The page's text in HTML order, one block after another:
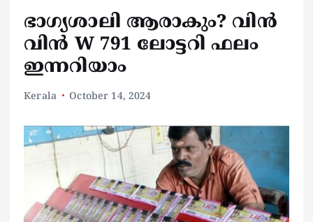
ഭാ​ഗ്യശാലി ആരാകും? വിൻ
വിൻ W 791 ലോട്ടറി ഫലം
ഇന്നറിയാം
Kerala October 14, 2024